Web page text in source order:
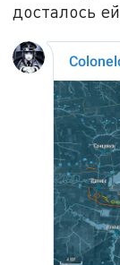
досталось